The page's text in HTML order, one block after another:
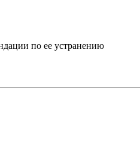
по ее устранению